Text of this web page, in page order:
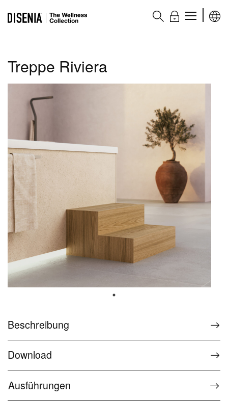
The Wellness collection
Wellness-Badewannen
Ergänzungselemente
Zubehör
Plus
Sonderzubehör
Service
FAQ The Wellness Collection
Kontakt und Informationen
Treppe Riviera
Beschreibung
Download
Ausführungen